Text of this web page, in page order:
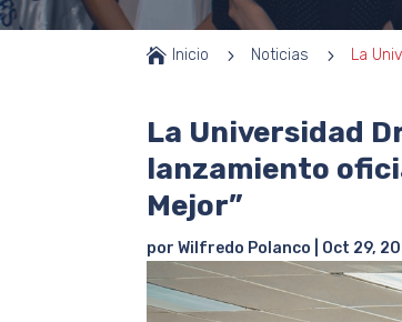
 Inicio 5 Noticias 5 La
La Universidad
lanzamiento
Mejor”
por Wilfredo Polanco Oct 29,